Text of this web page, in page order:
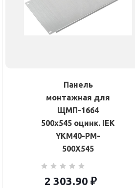
Панель
монтажная для
ЩМП-1664
500х545 оцинк. IEK
YKM40-PM-
500X545
2 303.90 ₽